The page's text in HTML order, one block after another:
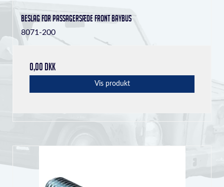
Beslag for passagersæde front Baybus
8071-200
0,00 DKK
Vis produkt